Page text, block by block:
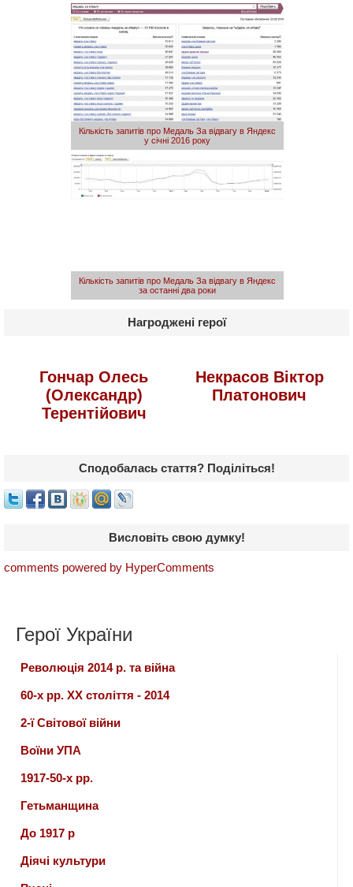
Кількість запитів про Медаль За відвагу в Яндекс
у січні 2016 року
Кількість запитів про Медаль За відвагу в Яндекс
за останні два роки
Нагроджені герої
Гончар Олесь
(Олександр)
Терентійович
Некрасов Віктор
Платонович
Сподобалась стаття? Поділіться!
Висловіть свою думку!
comments powered by HyperComments
Герої України
Революція 2014 р. та війна
60-х рр. ХХ століття - 2014
2-ї Світової війни
Воїни УПА
1917-50-х рр.
Гетьманщина
До 1917 р
Діячі культури